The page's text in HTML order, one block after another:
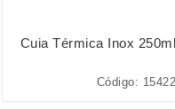
Cuia Térmica Inox 250ml
Código: 15422